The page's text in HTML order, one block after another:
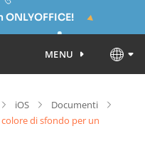
MENU
iOS
Documenti
colore di sfondo per un